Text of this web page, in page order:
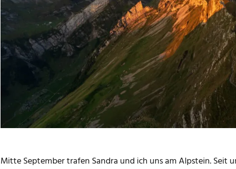
Mitte September trafen Sandra und ich uns am Alpstein. Seit